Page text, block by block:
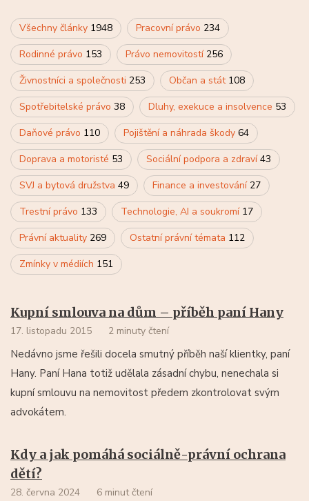
Všechny články 1948 Pracovní právo 234
Rodinné právo 153 Právo nemovitostí 256
Živnostníci a společnosti 253 Občan a stát 108
Spotřebitelské právo 38 Dluhy, exekuce a insolvence 53
Daňové právo 110 Pojištění a náhrada škody 64
Doprava a motoristé 53 Sociální podpora a zdraví43
SVJ a bytová družstva 49 Finance a investování 27
Trestní právo 133 Technologie, AI a soukromí 17
Právní aktuality 269 Ostatní právní témata 112
Zmínky v médiích 151
Kupní smlouva na dům – příběh paní Hany
17. listopadu 2015 2 minuty čtení
Nedávno jsme řešili docela smutný příběh naší klientky, paní
Hany. Paní Hana totiž udělala zásadní chybu, nenechala si
kupní smlouvu na nemovitost předem zkontrolovat svým
advokátem.
Kdy a jak pomáhá sociálně-právní ochrana
dětí?
28. června 2024 6 minut čtení